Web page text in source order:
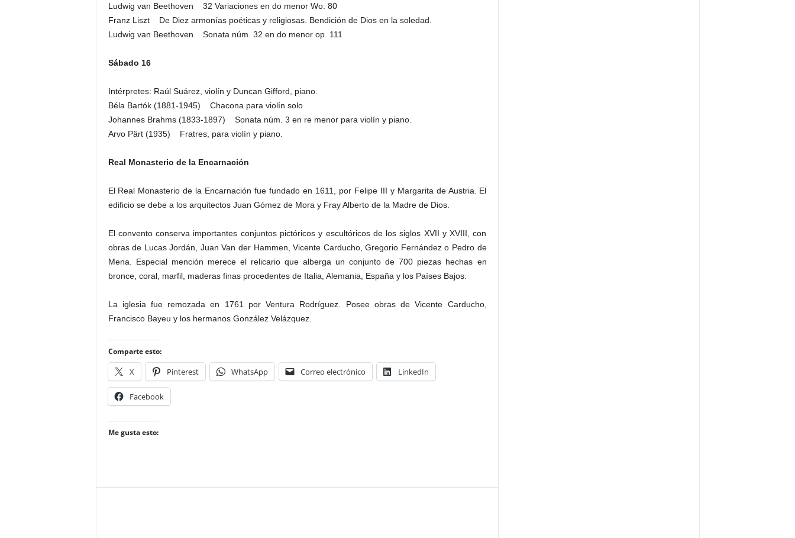
Ludwig van Beethoven 32 Variaciones en do menor Wo. 80
Franz Liszt De Diez armonías poéticas y religiosas. Bendición de Dios en la soledad.
Ludwig van Beethoven Sonata núm. 32 en do menor op. 111
Sábado 16
Intérpretes: Raúl Suárez, violín y Duncan Gifford, piano.
Béla Bartók (1881-1945) Chacona para violín solo
Johannes Brahms (1833-1897) Sonata núm. 3 en re menor para violín y piano.
Arvo Pärt (1935) Fratres, para violín y piano.
Real Monasterio de la Encarnación
El Real Monasterio de la Encarnación fue fundado en 1611, por Felipe III y Margarita de Austria. El
edificio se debe a los arquitectos Juan Gómez de Mora y Fray Alberto de la Madre de Dios.
El convento conserva importantes conjuntos pictóricos y escultóricos de los siglos XVII y XVIII, con
obras de Lucas Jordán, Juan Van der Hammen, Vicente Carducho, Gregorio Fernández o Pedro de
Mena. Especial mención merece el relicario que alberga un conjunto de 700 piezas hechas en
bronce, coral, marfil, maderas finas procedentes de Italia, Alemania, España y los Países Bajos.
La iglesia fue remozada en 1761 por Ventura Rodríguez. Posee obras de Vicente Carducho,
Francisco Bayeu y los hermanos González Velázquez.
Comparte esto:
X Pinterest WhatsApp Correo electrónico LinkedIn
Facebook
Me gusta esto: